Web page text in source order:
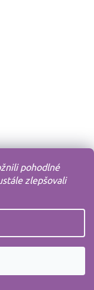
pohodlné
zlepšovali